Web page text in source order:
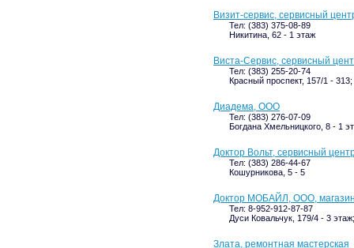
Визит-сервис, сервисный
Тел: (383) 375-08-89
Никитина, 62 - 1 этаж
Виста-Сервис, сервисный
Тел: (383) 255-20-74
Красный проспект, 157/1 -
Диадема, ООО
Тел: (383) 276-07-09
Богдана Хмельницкого, 8 - 1
Доктор Вольт, сервисный
Тел: (383) 286-44-67
Кошурникова, 5 - 5
Доктор МОБАЙЛ, ООО,
Тел: 8-952-912-87-87
Дуси Ковальчук, 179/4 - 3
Злата, ремонтная мастерская